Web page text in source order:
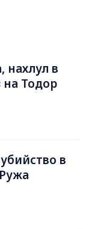
нахлул в
на Тодор
в